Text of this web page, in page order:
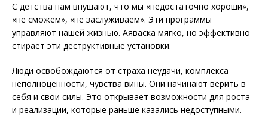
С детства нам внушают, что мы «недостаточно хороши»,
«не сможем», «не заслуживаем». Эти программы
управляют нашей жизнью. Аяваска мягко, но эффективно
стирает эти деструктивные установки.
Люди освобождаются от страха неудачи, комплекса
неполноценности, чувства вины. Они начинают верить в
себя и свои силы. Это открывает возможности для роста
и реализации, которые раньше казались недоступными.